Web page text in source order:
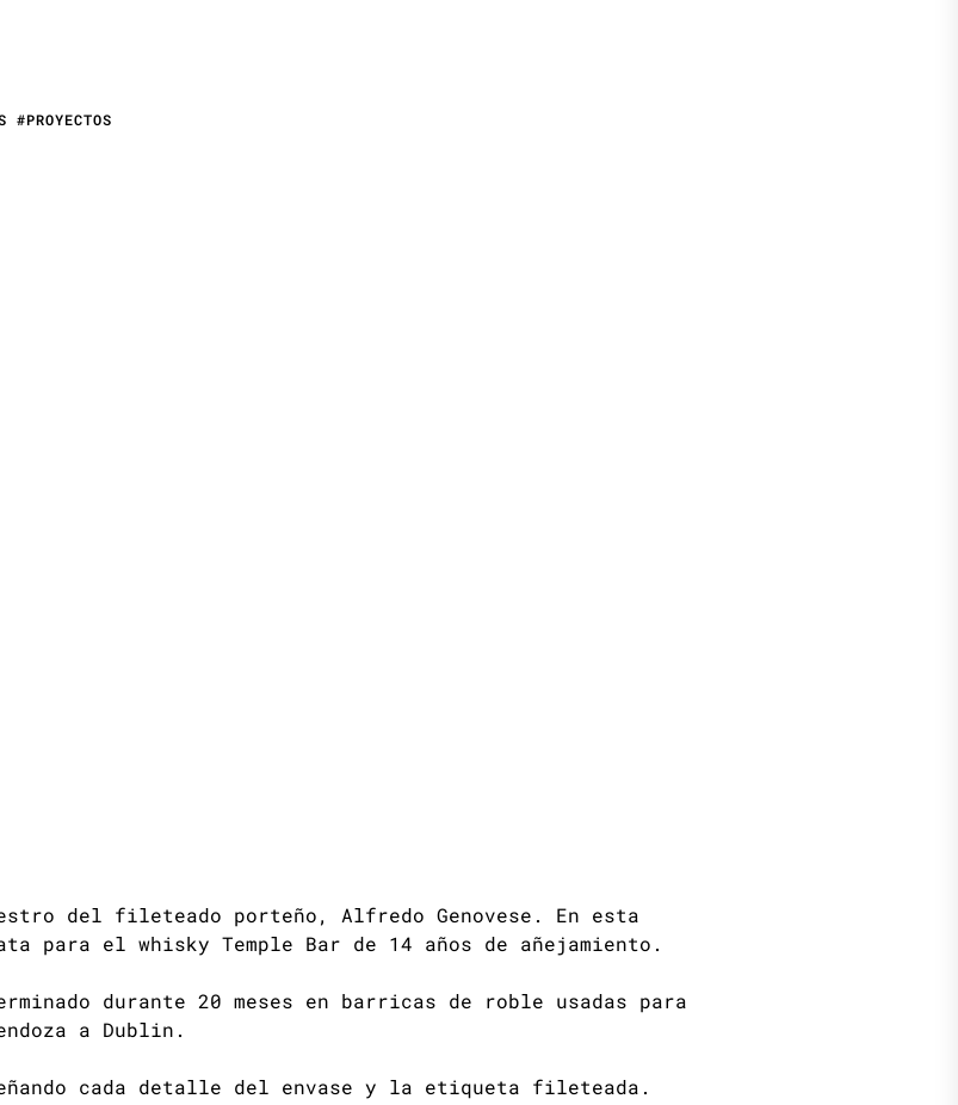
#PROYECTOS
del fileteado porteño, Alfredo Genovese. En esta
para el whisky Temple Bar de 14 años de añejamiento.
durante 20 meses en barricas de roble usadas para
a Dublin.
cada detalle del envase y la etiqueta fileteada.